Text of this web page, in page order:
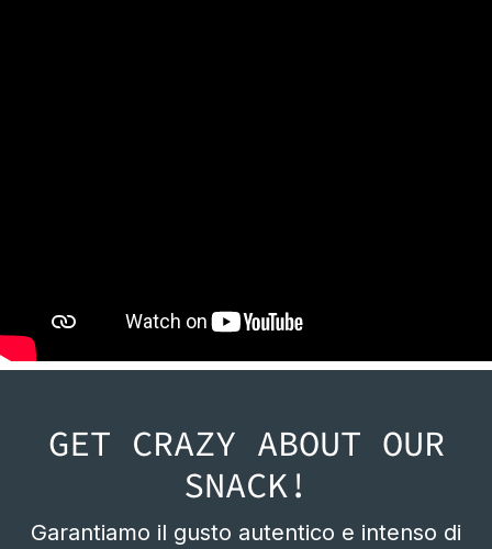
GET CRAZY ABOUT OUR
SNACK!
Garantiamo il gusto autentico e intenso di